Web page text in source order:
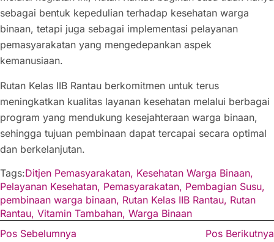
sebagai bentuk kepedulian terhadap kesehatan warga
binaan, tetapi juga sebagai implementasi pelayanan
pemasyarakatan yang mengedepankan aspek
kemanusiaan.
Rutan Kelas IIB Rantau berkomitmen untuk terus
meningkatkan kualitas layanan kesehatan melalui berbagai
program yang mendukung kesejahteraan warga binaan,
sehingga tujuan pembinaan dapat tercapai secara optimal
dan berkelanjutan.
Tags:Ditjen Pemasyarakatan, Kesehatan Warga Binaan,
Pelayanan Kesehatan, Pemasyarakatan, Pembagian Susu,
pembinaan warga binaan, Rutan Kelas IIB Rantau, Rutan
Rantau, Vitamin Tambahan, Warga Binaan
Pos Sebelumnya
Pos Berikutnya